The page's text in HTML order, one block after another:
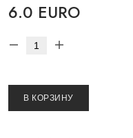
6.0 EURO
В КОРЗИНУ